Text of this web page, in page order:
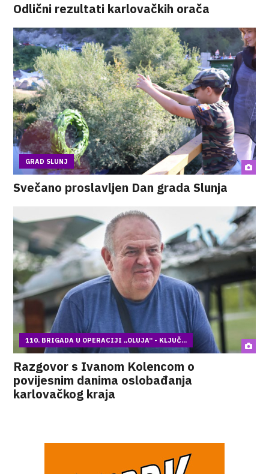
Odlični rezultati karlovačkih orača
GRAD SLUNJ
Svečano proslavljen Dan grada Slunja
110. BRIGADA U OPERACIJI „OLUJA“ - KLJUČ...
Razgovor s Ivanom Kolencom o
povijesnim danima oslobađanja
karlovačkog kraja